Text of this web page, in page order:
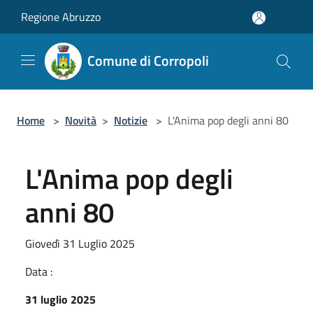
Regione Abruzzo
Comune di Corropoli
Home > Novità > Notizie > L'Anima pop degli anni 80
L'Anima pop degli
anni 80
Giovedì 31 Luglio 2025
Data :
31 luglio 2025